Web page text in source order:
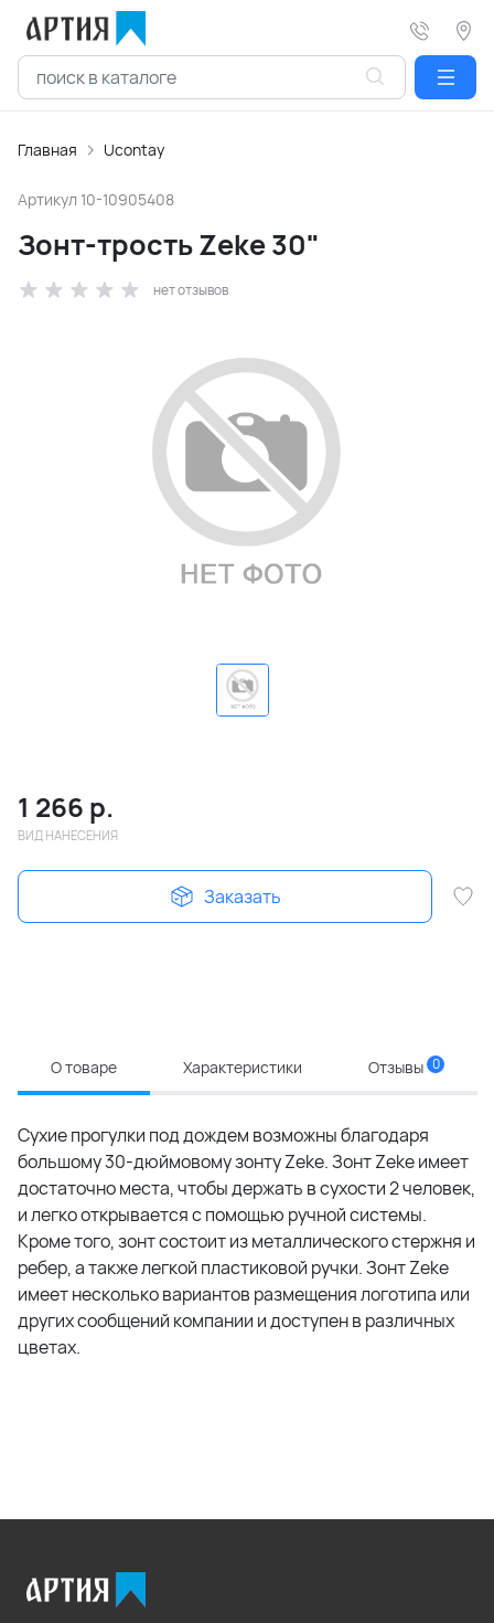
Главная Ucontay
Артикул 10-10905408
Зонт-трость Zeke 30"
нет отзывов
1 266 р.
ВИД НАНЕСЕНИЯ
Заказать
О товаре Характеристики Отзывы 0
Сухие прогулки под дождем возможны благодаря
большому 30-дюймовому зонту Zeke. Зонт Zeke имеет
достаточно места, чтобы держать в сухости 2 человек,
и легко открывается с помощью ручной системы.
Кроме того, зонт состоит из металлического стержня и
ребер, а также легкой пластиковой ручки. Зонт Zeke
имеет несколько вариантов размещения логотипа или
других сообщений компании и доступен в различных
цветах.